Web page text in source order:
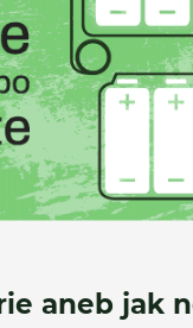
aneb jak